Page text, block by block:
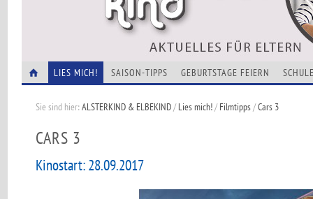
LIES MICH! SAISON-TIPPS GEBURTSTAGE FEIERN
Sie sind hier:ALSTERKIND & ELBEKIND/Lies mich!/Filmtipps/Cars 3
CARS 3
Kinostart: 28.09.2017